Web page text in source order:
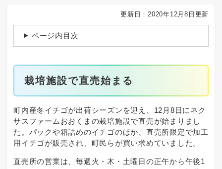
更新日：2020年12月8日更新
ページ内目次
栽培施設で直売始まる
町内産冬イチゴが出荷シーズンを迎え、12月8日にネク
サスファームおおくまの栽培施設で直売が始まりまし
た。パックや箱詰めのイチゴのほか、直売所限定で加工
用イチゴが販売され、町民らが買い求めていました。
直売所の営業は、毎週火・木・土曜日の正午から午後1